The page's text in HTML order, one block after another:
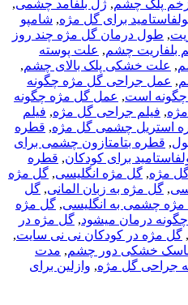
پلک چشم, ژل بلفامد چشمی,
برای گل مژه, شامپو
, طول درمان گل مژه چند روز
بلفاریت چشم, علت پوسته
, علت خشکی پلک بالای چشم,
, عمل جراحی گل مژه چگونه
است, عمل گل مژه چگونه
, فیلم جراحی گل مژه, فیلم
استریل چشمی گل مژه, قطره
, قطره بتامتازون چشمی برای
برای کودکان, قطره
مژه, گل مژه انگلیسی, گل مژه
, گل مژه به زبان المانی, گل
چشمی به انگلیسی, گل مژه
درمان میشود, گل مژه در
, گل مژه در کودکان نی نی سایت,
خشکی دور چشم, مدت
جراحی گل مژه, وازلین برای